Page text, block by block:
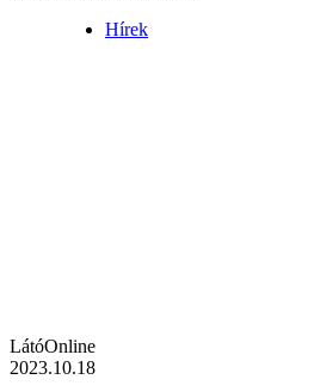
Hírek
LátóOnline
2023.10.18